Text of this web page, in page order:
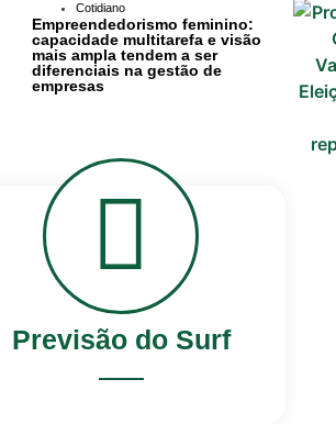
Cotidiano
Empreendedorismo feminino:
capacidade multitarefa e visão
mais ampla tendem a ser
diferenciais na gestão de
empresas
Previsão do Surf